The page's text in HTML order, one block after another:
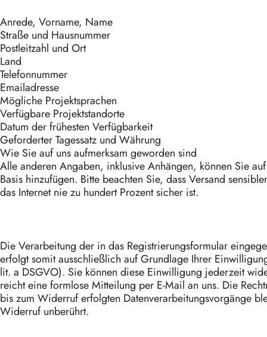
Anrede, Vorname, Name
Straße und Hausnummer
Postleitzahl und Ort
Land
Telefonnummer
Emailadresse
Mögliche Projektsprachen
Verfügbare Projektstandorte
Datum der frühesten Verfügbarkeit
Geforderter Tagessatz und Währung
Wie Sie auf uns aufmerksam geworden sind
Alle anderen Angaben, inklusive Anhängen, können Sie
Basis hinzufügen. Bitte beachten Sie, dass Versand
das Internet nie zu hundert Prozent sicher ist.
Die Verarbeitung der in das Registrierungsformular
erfolgt somit ausschließlich auf Grundlage Ihrer
lit. a DSGVO). Sie können diese Einwilligung jederzeit
reicht eine formlose Mitteilung per E-Mail an uns. Die
bis zum Widerruf erfolgten Datenverarbeitungsvorgänge
Widerruf unberührt.